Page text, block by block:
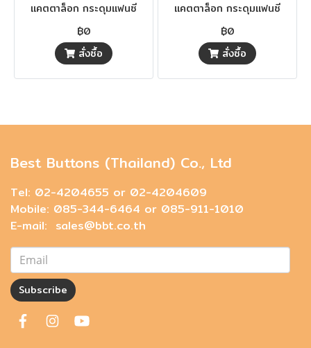
แคตตาล็อก กระดุมแฟนซี
฿0
สั่งซื้อ
แคตตาล็อก กระดุมแฟนซี
฿0
สั่งซื้อ
Best Buttons (Thailand) Co., Ltd
Tel: 02-4204655 or 02-4204609
Mobile: 085-344-6464 or 085-911-1010
E-mail: sales@bbt.co.th
Subscribe